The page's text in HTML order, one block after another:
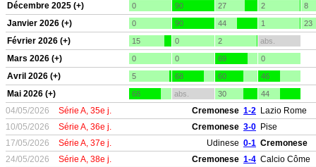
Décembre 2025 (+) 0 90 27 2 8
Janvier 2026 (+) 0 90 44 1 23
Février 2026 (+) 15 0 2 abs.
Mars 2026 (+) 0 0 69 0
Avril 2026 (+) 5 68 60 46
Mai 2026 (+) 68 abs. 30 44
04/05/2026 Série A, 35e j. Cremonese 1-2 Lazio Rome
10/05/2026
Série A, 36e j. Cremonese 3-0 Pise
17/05/2026
Série A, 37e j. Udinese 0-1 Cremonese
24/05/2026
Série A, 38e j. Cremonese 1-4 Calcio Côme